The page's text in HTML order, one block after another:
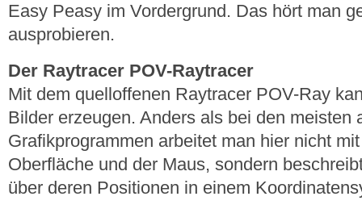
Easy Peasy im Vordergrund. Das hört man
ausprobieren.
Der Raytracer POV-Raytracer
Mit dem quelloffenen Raytracer POV-Ray
Bilder erzeugen. Anders als bei den meisten
Grafikprogrammen arbeitet man hier nicht
Oberfläche und der Maus, sondern
über deren Positionen in einem